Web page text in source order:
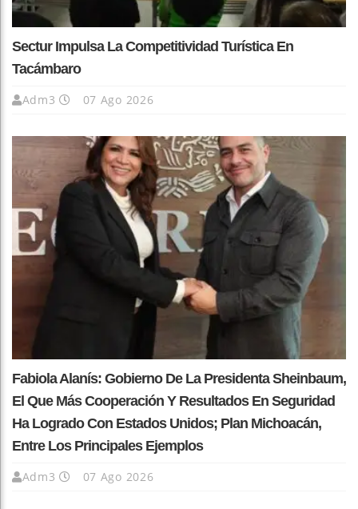
Sectur Impulsa La Competitividad Turística En
Tacámbaro
Adm3 07 Ago 2026
Fabiola Alanís: Gobierno De La Presidenta Sheinbaum,
El Que Más Cooperación Y Resultados En Seguridad
Ha Logrado Con Estados Unidos; Plan Michoacán,
Entre Los Principales Ejemplos
Adm3 07 Ago 2026